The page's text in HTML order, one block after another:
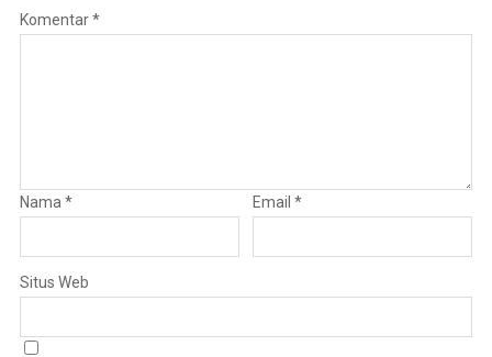
Komentar*
Nama * Email*
Situs Web